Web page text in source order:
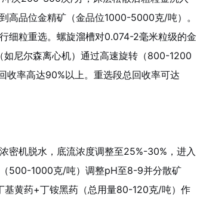
高品位金精矿（金品位1000-5000克/吨）。
细粒重选。螺旋溜槽对0.074-2毫米粒级的金
尼尔森离心机）通过高速旋转（800-1200
率高达90%以上。重选段总回收率可达
密机脱水，底流浓度调整至25%-30%，进入
500-1000克/吨）调整pH至8-9并分散矿
黄药+丁铵黑药（总用量80-120克/吨）作